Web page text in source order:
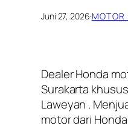
Juni 27, 2026·MOTOR
Dealer Honda
Surakarta
Laweyan .
motor dari